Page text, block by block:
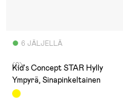
6 JÄLJELLÄ
(0)
Kid's Concept STAR Hylly
Ympyrä, Sinapinkeltainen